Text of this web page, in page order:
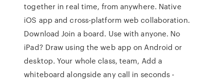
together in real time, from anywhere. Native
iOS app and cross-platform web collaboration.
Download Join a board. Use with anyone. No
iPad? Draw using the web app on Android or
desktop. Your whole class, team, Add a
whiteboard alongside any call in seconds -